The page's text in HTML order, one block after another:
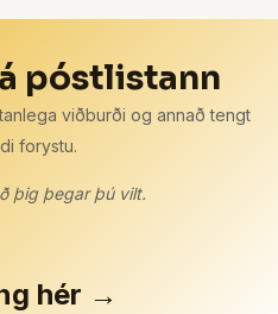
póstlistann
viðburði og annað tengt
forystu.
þig þegar þú vilt.
hér →